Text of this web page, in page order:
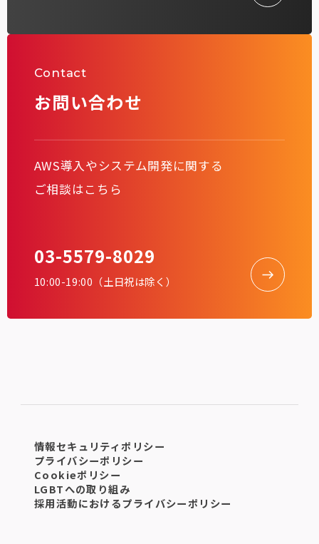
Contact
お問い合わせ
AWS導入やシステム開発に関する
ご相談はこちら
03-5579-8029
10:00-19:00（土日祝は除く）
情報セキュリティポリシー
プライバシーポリシー
Cookieポリシー
LGBTへの取り組み
採用活動におけるプライバシーポリシー